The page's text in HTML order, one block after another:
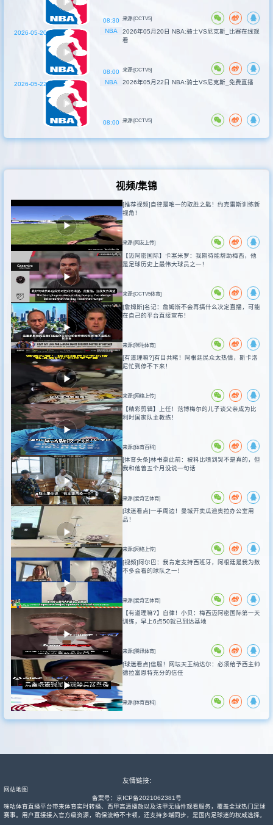
08:30 来源:[CCTV5]
NBA
08:00
2026-05-20
2026年05月20日 NBA:骑士VS尼克斯_比赛在线观
看
来源:[CCTV5]
NBA
08:00
2026-05-22 2026年05月22日 NBA:骑士VS尼克斯_免费直播
来源:[CCTV5]
视频/集锦
[推荐视频]自律是唯一的取胜之匙！约克雷斯训练新
视角！
来源:[网友上传]
【迈阿密国际】卡塞米罗：我期待能帮助梅西，他
是足球历史上最伟大球员之一！
来源:[CCTV5体育]
[詹姆斯]名记：詹姆斯不会再搞什么决定直播，可能
在自己的平台直接宣布！
来源:[咪咕体育]
[有道理嘛?]有目共睹！阿根廷民众太热情，斯卡洛
尼忙到停不下来！
来源:[网络上传]
【精彩剪辑】上任！范博梅尔的儿子谈父亲成为比
利时国家队主教练！
来源:[体育百科]
[体育头条]林书豪此前：被科比喷到哭不是真的，但
我和他曾五个月没说一句话
来源:[爱奇艺体育]
[球迷看点]一手周边！曼城开卖瓜迪奥拉办公室用
品！
来源:[网络上传]
[视频]阿尔巴：我肯定支持西班牙，阿根廷是我为数
不多会看的球队之一！
来源:[爱奇艺体育]
【有道理嘛?】自律！小贝：梅西迈阿密国际第一天
训练，早上6点50就已到达基地
来源:[腾讯体育]
[球迷看点]信服！网坛天王纳达尔：必须给予西主帅
德拉富恩特充分的信任
来源:[体育百科]
友情链接:
网站地图
备案号： 京ICP备2021062381号
咪咕体育直播平台带来体育实时转播、西甲高清播放以及法甲无插件观看服务，覆盖全球热门足球
赛事。用户直接接入官方级资源，确保流畅不卡顿，还支持多端同步，是国内足球迷的权威选择。